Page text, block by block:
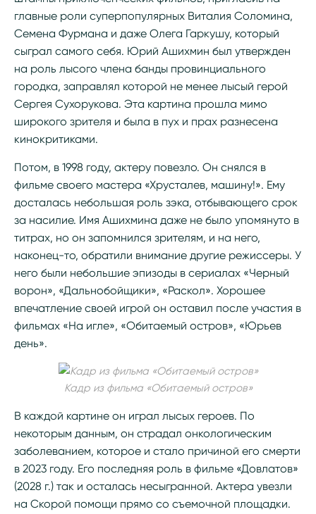
главные роли суперпопулярных Виталия Соломина,
Семена Фурмана и даже Олега Гаркушу, который
сыграл самого себя. Юрий Ашихмин был утвержден
на роль лысого члена банды провинциального
городка, заправлял которой не менее лысый герой
Сергея Сухорукова. Эта картина прошла мимо
широкого зрителя и была в пух и прах разнесена
кинокритиками.
Потом, в 1998 году, актеру повезло. Он снялся в
фильме своего мастера «Хрусталев, машину!». Ему
досталась небольшая роль зэка, отбывающего срок
за насилие. Имя Ашихмина даже не было упомянуто в
титрах, но он запомнился зрителям, и на него,
наконец-то, обратили внимание другие режиссеры. У
него были небольшие эпизоды в сериалах «Черный
ворон», «Дальнобойщики», «Раскол». Хорошее
впечатление своей игрой он оставил после участия в
фильмах «На игле», «Обитаемый остров», «Юрьев
день».
Кадр из фильма «Обитаемый остров»
В каждой картине он играл лысых героев. По
некоторым данным, он страдал онкологическим
заболеванием, которое и стало причиной его смерти
в 2023 году. Его последняя роль в фильме «Довлатов»
(2028 г.) так и осталась несыгранной. Актера увезли
на Скорой помощи прямо со съемочной площадки.